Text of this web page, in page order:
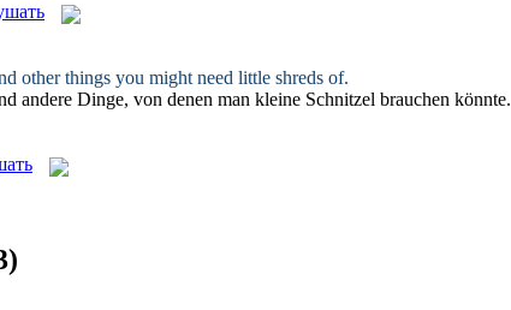
other things you might need little shreds of.
andere Dinge, von denen man kleine Schnitzel brauchen könnte.